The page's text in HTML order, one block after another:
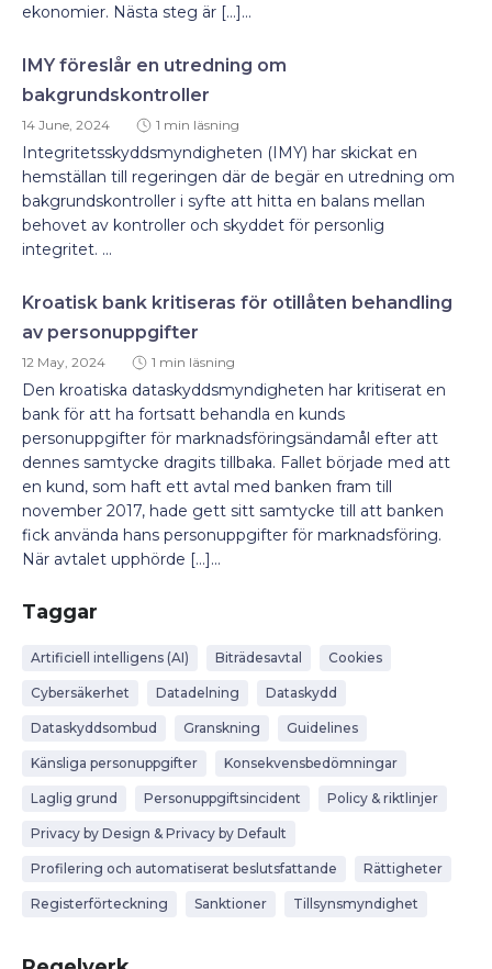
ekonomier. Nästa steg är […]...
IMY föreslår en utredning om
bakgrundskontroller
14 June, 2024 1 min läsning
Integritetsskyddsmyndigheten (IMY) har skickat en
hemställan till regeringen där de begär en utredning om
bakgrundskontroller i syfte att hitta en balans mellan
behovet av kontroller och skyddet för personlig
integritet. ...
Kroatisk bank kritiseras för otillåten behandling
av personuppgifter
12 May, 2024 1 min läsning
Den kroatiska dataskyddsmyndigheten har kritiserat en
bank för att ha fortsatt behandla en kunds
personuppgifter för marknadsföringsändamål efter att
dennes samtycke dragits tillbaka. Fallet började med att
en kund, som haft ett avtal med banken fram till
november 2017, hade gett sitt samtycke till att banken
fick använda hans personuppgifter för marknadsföring.
När avtalet upphörde […]...
Taggar
Artificiell intelligens (AI) Biträdesavtal Cookies
Cybersäkerhet Datadelning Dataskydd
Dataskyddsombud Granskning Guidelines
Känsliga personuppgifter Konsekvensbedömningar
Laglig grund Personuppgiftsincident Policy & riktlinjer
Privacy by Design & Privacy by Default
Profilering och automatiserat beslutsfattande Rättigheter
Registerförteckning Sanktioner Tillsynsmyndighet